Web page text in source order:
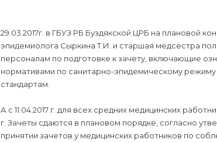
29.03.2017г. в ГБУЗ РБ Буздякской ЦРБ на плановой
эпидемиолога Сыркина Т.И. и старшая медсестра
персоналам по подготовке к зачету, включающие
нормативами по санитарно-эпидемическому
стандартам.
А с 11.04.2017 г. для всех средних медицинских
г. Зачеты сдаются в плановом порядке, согласно
принятии зачетов у медицинских работников по